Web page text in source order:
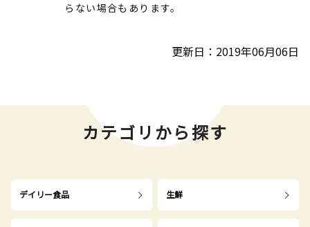
らない場合もあります。
更新日：2019年06月06日
カテゴリから探す
デイリー食品 生鮮